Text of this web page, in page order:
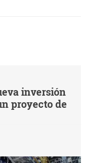
inversión
proyecto de